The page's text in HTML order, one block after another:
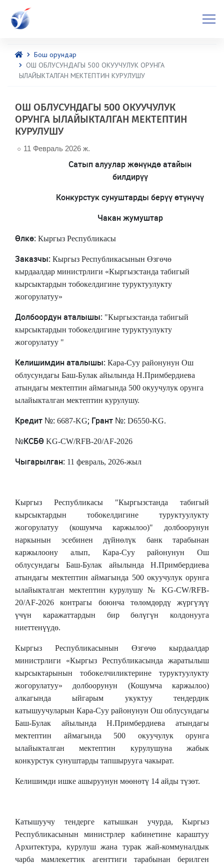
Бош орундар
ОШ ОБЛУСУНДАГЫ 500 ОКУУЧУЛУК ОРУНГА
ЫЛАЙЫКТАЛГАН МЕКТЕПТИН КУРУЛУШУ
ОШ ОБЛУСУНДАГЫ 500 ОКУУЧУЛУК
ОРУНГА ЫЛАЙЫКТАЛГАН МЕКТЕПТИН
КУРУЛУШУ
11 Февраль 2026 ж.
Сатып алуулар жөнүндө атайын
билдирүү
Конкурстук сунуштарды берүү өтүнүчү
Чакан жумуштар
Өлкө: Кыргыз Республикасы
Заказчы: Кыргыз Республикасынын Өзгөчө
кырдаалдар министрлиги «Кыргызстанда табигый
кырсыктардын тобокелдигине туруктуулукту
жогорулатуу»
Долбоордунаталышы: "Кыргызстанда табигый
кырсыктардын тобокелдигине туруктуулукту
жогорулатуу "
Келишимдинаталышы: Кара-Суу районунун Ош
облусундагы Баш-Булак айылында Н.Примбердиева
атындагы мектептин аймагында 500 окуучулук орунга
ылайыкталган мектептин курулушу.
Кредит №: 6687-KG; Грант №: D6550-KG.
№КСБӨ KG-CW/RFB-20/AF-2026
Чыгарылган: 11 февраль, 2026-жыл
Кыргыз Республикасы "Кыргызстанда табигый
кырсыктардын тобокелдигине туруктуулукту
жогорулатуу (кошумча каржылоо)" долбоорунун
наркынын эсебинен дүйнөлүк банк тарабынан
каржылоону алып, Кара-Суу районунун Ош
облусундагы Баш-Булак айылында Н.Примбердиева
атындагы мектептин аймагында 500 окуучулук орунга
ылайыкталган мектептин курулушу № KG-CW/RFB-
20/AF-2026 контрагы боюнча төлөмдөрдү жүргүзүү
үчүн каражаттардын бир бөлүгүн колдонууга
ниеттенүүдө.
Кыргыз Республикасынын Өзгөчө кырдаалдар
министрлиги «Кыргыз Республикасында жаратылыш
кырсыктарынын тобокелчиликтерине туруктуулукту
жогорулатуу» долбоорунун (Кошумча каржылоо)
алкагында ыйгарым укуктуу тендердик
катышуучуларын Кара-Суу районунун Ош облусундагы
Баш-Булак айылында Н.Примбердиева атындагы
мектептин аймагында 500 окуучулук орунга
ылайыкталган мектептин курулушуна жабык
конкурстук сунуштарды тапшырууга чакырат.
Келишимди ишке ашыруунун мөөнөтү 14 айды түзөт.
Катышуучу тендерге катышкан учурда, Кыргыз
Республикасынын министрлер кабинетине караштуу
Архитектура, курулуш жана турак жай-коммуналдык
чарба мамлекеттик агенттиги тарабынан берилген